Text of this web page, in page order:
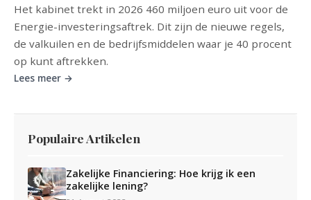
Het kabinet trekt in 2026 460 miljoen euro uit voor de
Energie-investeringsaftrek. Dit zijn de nieuwe regels,
de valkuilen en de bedrijfsmiddelen waar je 40 procent
op kunt aftrekken.
Lees meer →
Populaire Artikelen
Zakelijke Financiering: Hoe krijg ik een
zakelijke lening?